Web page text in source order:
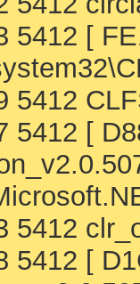
5412 [
5412
5412 [
5412
5412 [